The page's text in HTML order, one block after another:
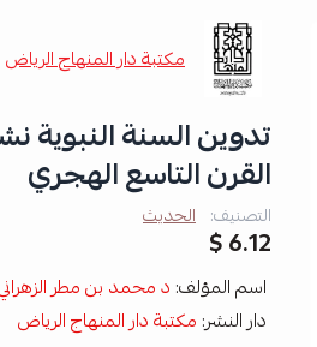
مكتبة دار المنهاج الرياض
تدوين السنة النبوية
القرن التاسع الهجري
التصنيف: الحديث
6.12 $
اسم المؤلف: د محمد بن مطر
دار النشر: مكتبة دار المنهاج الرياض